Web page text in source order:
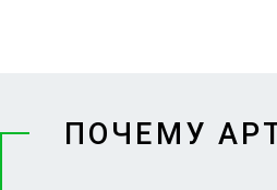
ПОЧЕМУ